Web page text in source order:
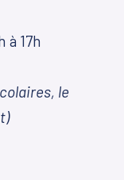
à 17h
le